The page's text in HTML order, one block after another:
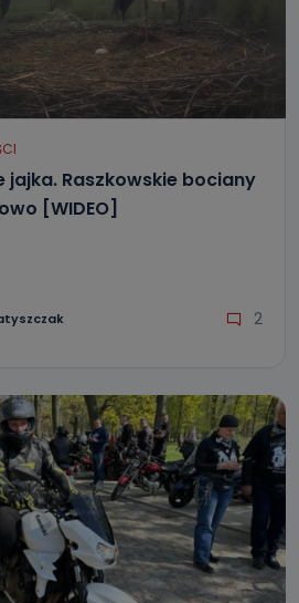
jajka. Raszkowskie bociany
[WIDEO]
2